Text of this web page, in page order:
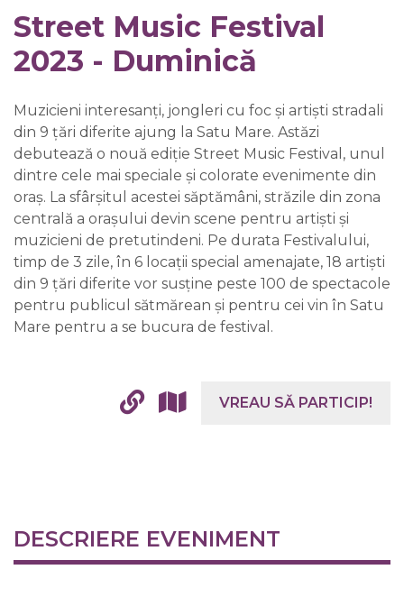
Street Music Festival
2023 - Duminică
Muzicieni interesanți, jongleri cu foc și artiști stradali
din 9 țări diferite ajung la Satu Mare. Astăzi
debutează o nouă ediție Street Music Festival, unul
dintre cele mai speciale și colorate evenimente din
oraș. La sfârșitul acestei săptămâni, străzile din zona
centrală a orașului devin scene pentru artiști și
muzicieni de pretutindeni. Pe durata Festivalului,
timp de 3 zile, în 6 locații special amenajate, 18 artiști
din 9 țări diferite vor susține peste 100 de spectacole
pentru publicul sătmărean și pentru cei vin în Satu
Mare pentru a se bucura de festival.
VREAU SĂ PARTICIP!
DESCRIERE EVENIMENT